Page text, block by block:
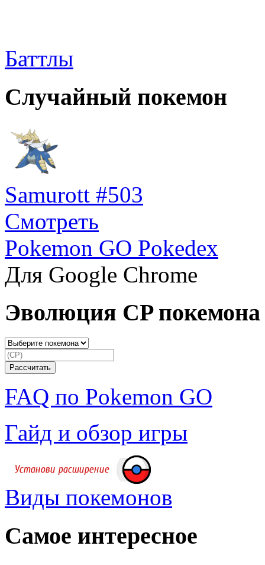
Баттлы
Случайный покемон
Samurott #503
Смотреть
Pokemon GO Pokedex
Для Google Chrome
Эволюция CP покемона
FAQ по Pokemon GO
Гайд и обзор игры
Виды покемонов
Самое интересное